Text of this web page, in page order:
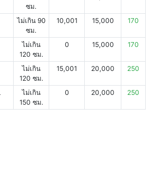
ซม.
ไม่เกิน 90
ซม.
10,001 15,000 170
ไม่เกิน
120 ซม.
0 15,000 170
ไม่เกิน
120 ซม.
15,001 20,000 250
ไม่เกิน
150 ซม.
0 20,000 250